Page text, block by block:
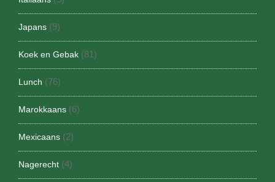
Japans (9)
Koek en Gebak (81)
Lunch (76)
Marokkaans (6)
Mexicaans (2)
Nagerecht (4)